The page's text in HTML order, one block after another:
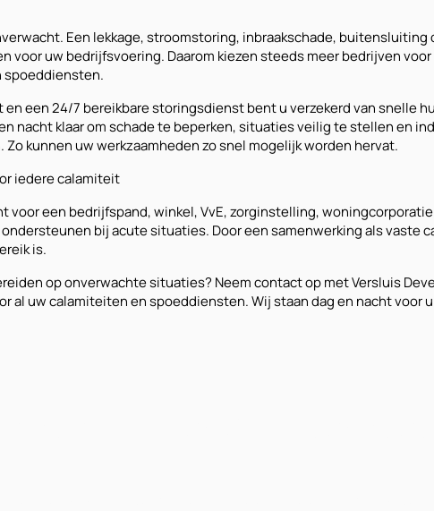
Een lekkage, stroomstoring, inbraakschade, buitensluiting
voor uw bedrijfsvoering. Daarom kiezen steeds meer bedrijven
spoeddiensten.
en een 24/7 bereikbare storingsdienst bent u verzekerd van snelle
nacht klaar om schade te beperken, situaties veilig te stellen en
kunnen uw werkzaamheden zo snel mogelijk worden hervat.
iedere calamiteit
voor een bedrijfspand, winkel, VvE, zorginstelling,
bij acute situaties. Door een samenwerking als vaste
is.
op onverwachte situaties? Neem contact op met Versluis
al uw calamiteiten en spoeddiensten. Wij staan dag en nacht voor u